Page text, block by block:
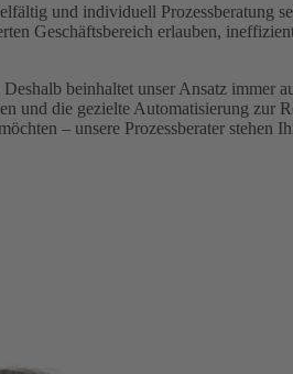
und individuell Prozessberatung
Geschäftsbereich erlauben,
beinhaltet unser Ansatz immer
und die gezielte Automatisierung zur
– unsere Prozessberater stehen